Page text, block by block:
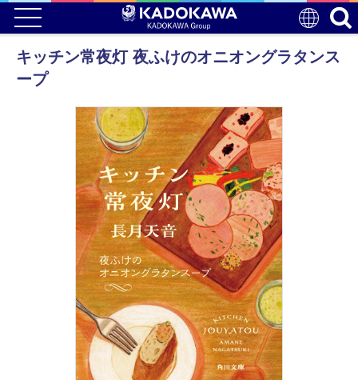
キッチン常夜灯 夜ふけのオニオングラタンス
ープ